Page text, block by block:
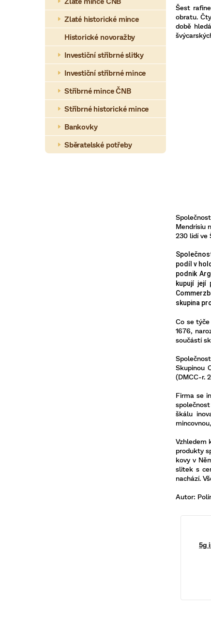
a
n
e
Zlaté historické mince
Historické novoražby
Investiční stříbrné slitky
Investiční stříbrné mince
Stříbrné mince ČNB
Stříbrné historické mince
Bankovky
Sběratelské potřeby
Šest
obratu.
době
Společnost
Mendrisiu
230 lidí ve
podíl v
podnik
kupují její
skupina
Co se
1676,
součástí
Skupinou
(DMCC-r.
Firma se
společnost
škálu
Vzhledem
produkty
kovy v
slitek s
nachází.
Autor:
5g